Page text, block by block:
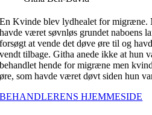
En Kvinde blev lydhealet for migræne.
havde været søvnløs grundet naboens
forsøgt at vende det døve øre til og
vendt tilbage. Githa anede ikke at hun
behandlet hende for migræne men
øre, som havde været døvt siden hun
BEHANDLERENS HJEMMESIDE